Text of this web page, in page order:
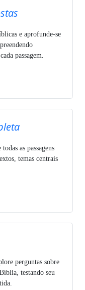
e aprofunde-se
passagem.
as passagens
temas centrais
perguntas sobre
testando seu